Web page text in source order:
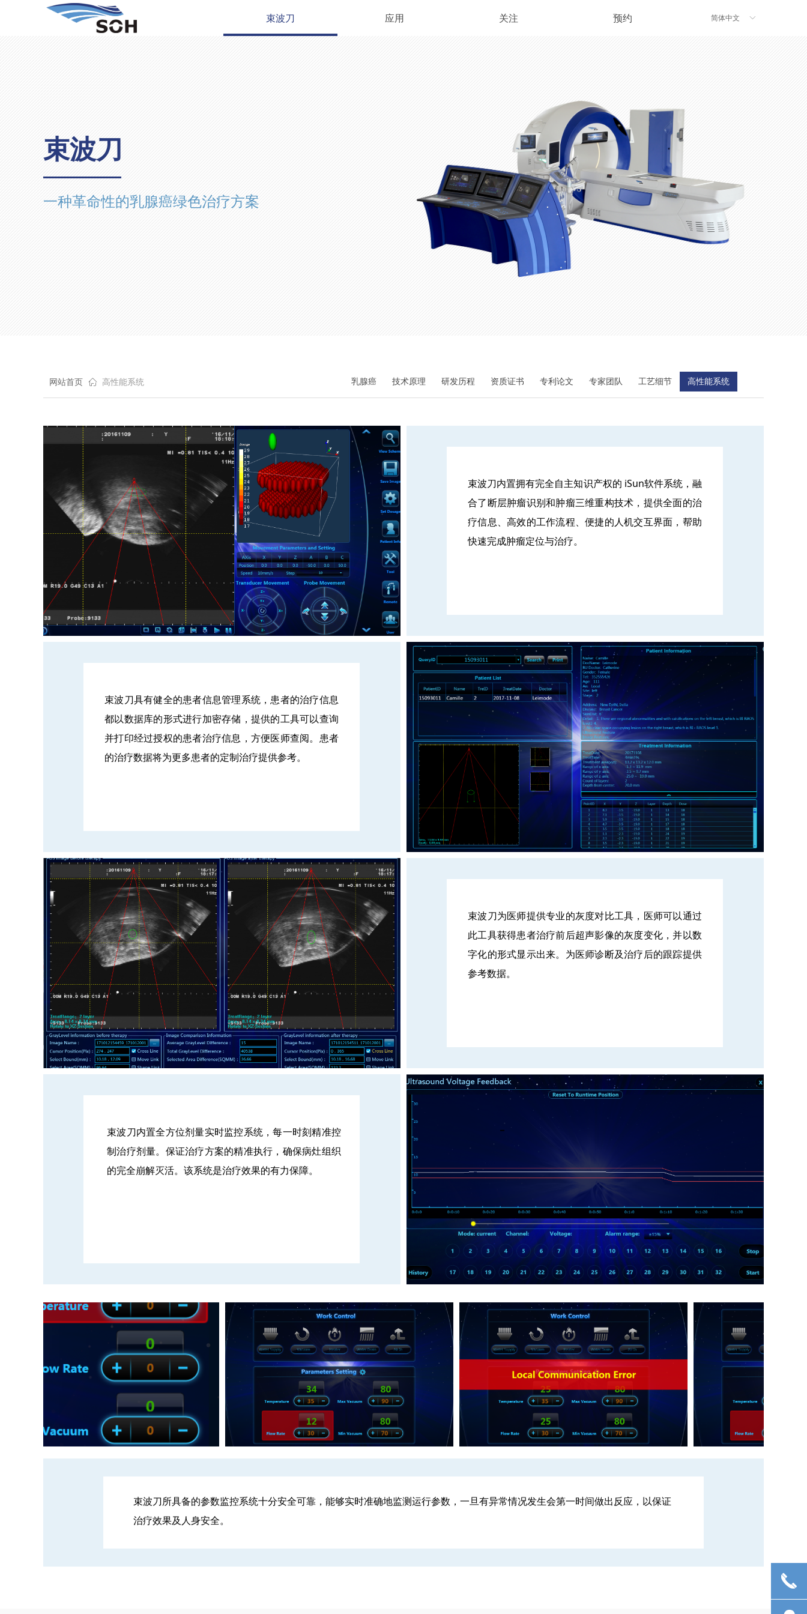
束波刀 应用 关注 预约 ꀅ
简体中文
束波刀
一种革命性的乳腺癌绿色治疗方案
网站首页 ꀇ 高性能系统 乳腺癌 技术原理 研发历程 资质证书 专利论文 专家团队 工艺细节 高性能系统
束波刀内置拥有完全自主知识产权的 iSun软件系统，融
合了断层肿瘤识别和肿瘤三维重构技术，提供全面的治
疗信息、高效的工作流程、便捷的人机交互界面，帮助
快速完成肿瘤定位与治疗。
束波刀具有健全的患者信息管理系统，患者的治疗信息
都以数据库的形式进行加密存储，提供的工具可以查询
并打印经过授权的患者治疗信息，方便医师查阅。患者
的治疗数据将为更多患者的定制治疗提供参考。
束波刀为医师提供专业的灰度对比工具，医师可以通过
此工具获得患者治疗前后超声影像的灰度变化，并以数
字化的形式显示出来。为医师诊断及治疗后的跟踪提供
参考数据。
束波刀内置全方位剂量实时监控系统，每一时刻精准控
制治疗剂量。保证治疗方案的精准执行，确保病灶组织
的完全崩解灭活。该系统是治疗效果的有力保障。
束波刀所具备的参数监控系统十分安全可靠，能够实时准确地监测运行参数，一旦有异常情况发生会第一时间做出反应，以保证
治疗效果及人身安全。
끅